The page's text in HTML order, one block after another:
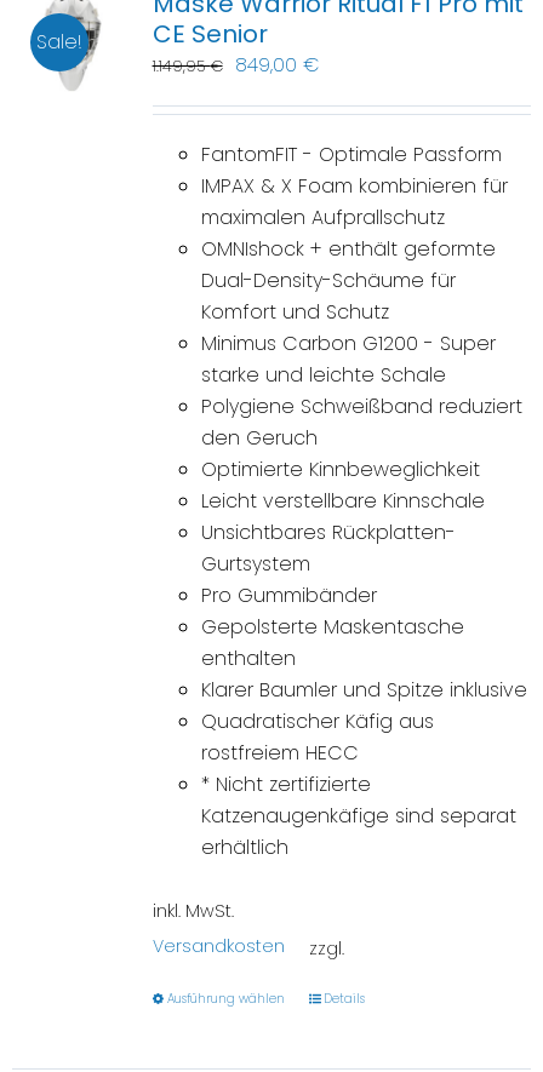
Sale!
CE Senior
1.149,95€ 849,00 €
FantomFIT - Optimale Passform
IMPAX & X Foam kombinieren für
maximalen Aufprallschutz
OMNIshock + enthält geformte
Dual-Density-Schäume für
Komfort und Schutz
Minimus Carbon G1200 - Super
starke und leichte Schale
Polygiene Schweißband reduziert
den Geruch
Optimierte Kinnbeweglichkeit
Leicht verstellbare Kinnschale
Unsichtbares Rückplatten-
Gurtsystem
Pro Gummibänder
Gepolsterte Maskentasche
enthalten
Klarer Baumler und Spitze inklusive
Quadratischer Käfig aus
rostfreiem HECC
* Nicht zertifizierte
Katzenaugenkäfige sind separat
erhältlich
inkl. MwSt.
zzgl.
Versandkosten
Ausführung wählen Details